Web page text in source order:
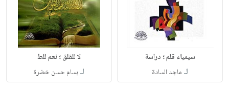
سيمياء قلم ؛ دراسة
لـ ماجد السادة
لا للقلق ؛ نعم للط
لـ بسام حسن خضرة